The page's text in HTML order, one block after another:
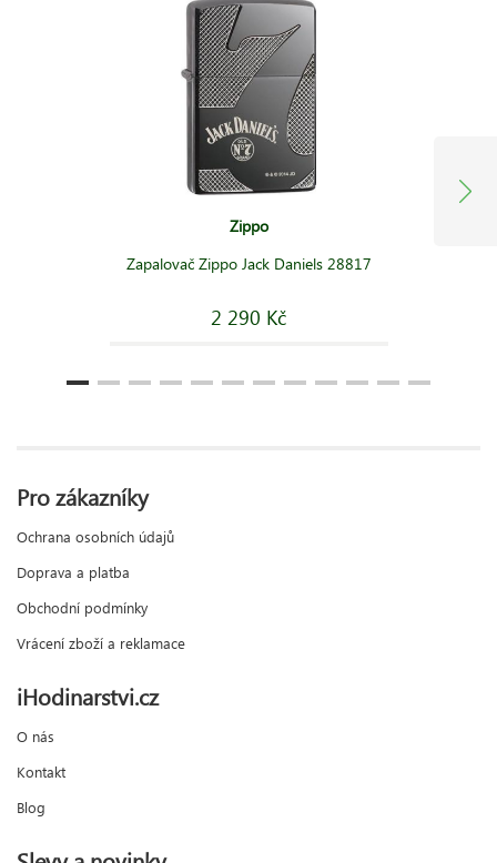
Zippo
Zapalovač Zippo Jack Daniels 28817
2 290 Kč
Pro zákazníky
Ochrana osobních údajů
Doprava a platba
Obchodní podmínky
Vrácení zboží a reklamace
iHodinarstvi.cz
O nás
Kontakt
Blog